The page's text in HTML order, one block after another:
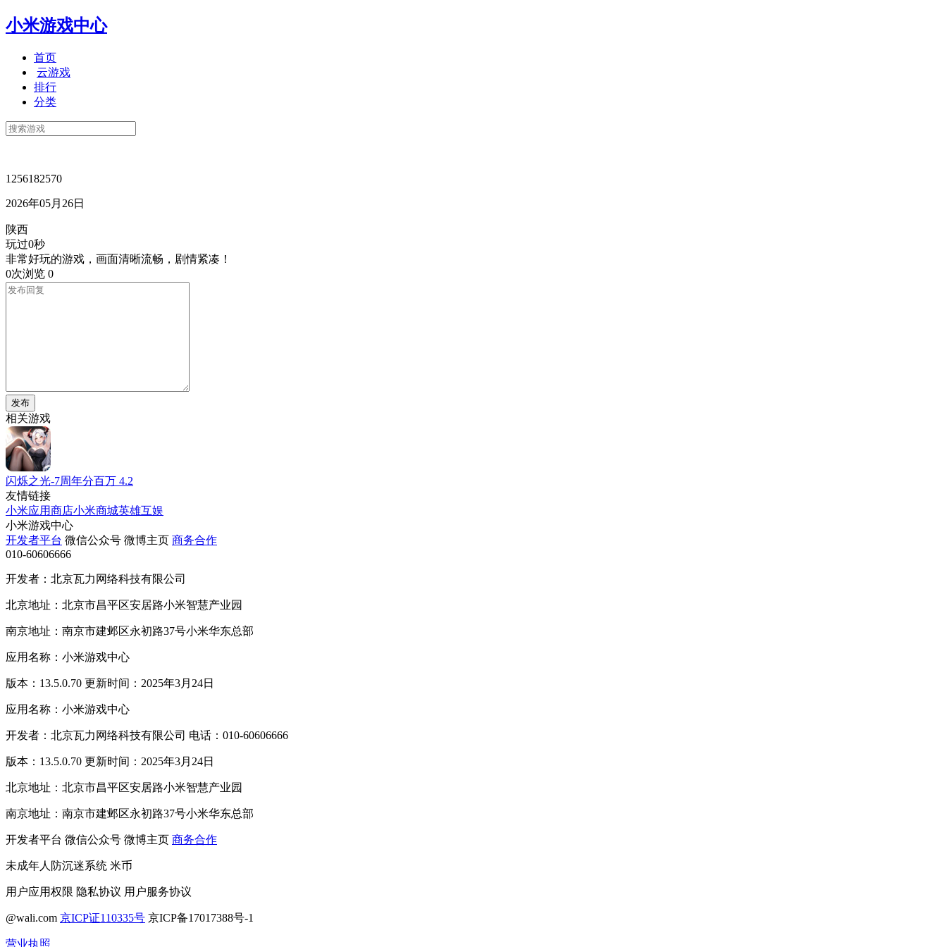
小米游戏中心
首页
云游戏
排行
分类
1256182570
2026年05月26日
陕西
玩过0秒
非常好玩的游戏，画面清晰流畅，剧情紧凑！
0次浏览 0
发布
相关游戏
闪烁之光-7周年分百万 4.2
友情链接
小米应用商店小米商城英雄互娱
小米游戏中心
开发者平台 微信公众号 微博主页 商务合作
010-60606666
开发者：北京瓦力网络科技有限公司
北京地址：北京市昌平区安居路小米智慧产业园
南京地址：南京市建邺区永初路37号小米华东总部
应用名称：小米游戏中心
版本：13.5.0.70 更新时间：2025年3月24日
应用名称：小米游戏中心
开发者：北京瓦力网络科技有限公司 电话：010-60606666
版本：13.5.0.70 更新时间：2025年3月24日
北京地址：北京市昌平区安居路小米智慧产业园
南京地址：南京市建邺区永初路37号小米华东总部
开发者平台 微信公众号 微博主页 商务合作
未成年人防沉迷系统 米币
用户应用权限 隐私协议 用户服务协议
@wali.com 京ICP证110335号 京ICP备17017388号-1
营业执照